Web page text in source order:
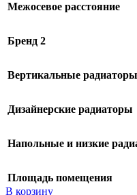
Межосевое расстояние
Бренд 2
Вертикальные радиаторы
Дизайнерские радиаторы
Напольные и низкие
Площадь помещения
В корзину